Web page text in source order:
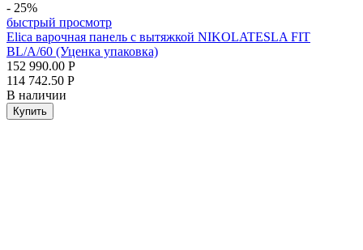
- 25%
быстрый просмотр
Elica варочная панель с вытяжкой NIKOLATESLA FIT
BL/A/60 (Уценка упаковка)
152 990.00 Р
114 742.50 Р
В наличии
Купить